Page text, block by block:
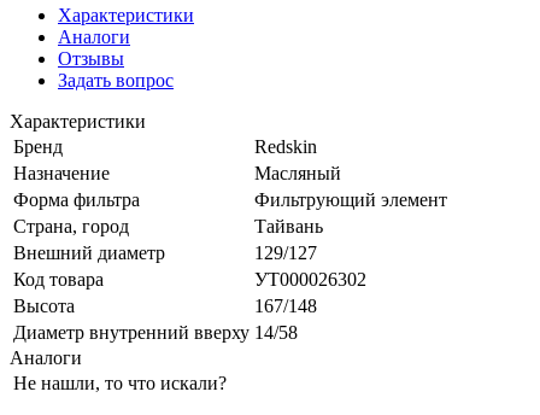
Характеристики
Аналоги
Отзывы
Задать вопрос
Характеристики
Бренд
Redskin
Назначение
Масляный
Форма фильтра
Фильтрующий элемент
Страна, город
Тайвань
Внешний диаметр
129/127
Код товара
УТ000026302
Высота
167/148
Диаметр внутренний вверху 14/58
Аналоги
Не нашли, то что искали?